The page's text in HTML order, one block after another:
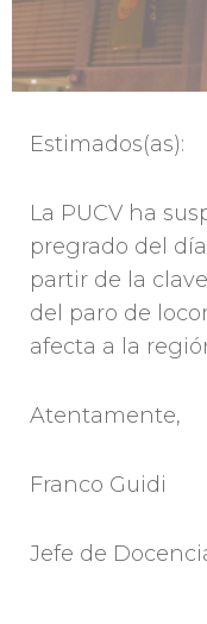
Estimados(as):
La PUCV ha
pregrado del
partir de la clave
del paro de
afecta a la
Atentamente,
Franco Guidi
Jefe de